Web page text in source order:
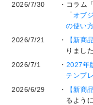
2026/7/30 コラム「
「 オブ
の使い
2026/7/21
【新商
りました
2026/7/1
2027年
テンプ
2026/6/29
【新商
るよう